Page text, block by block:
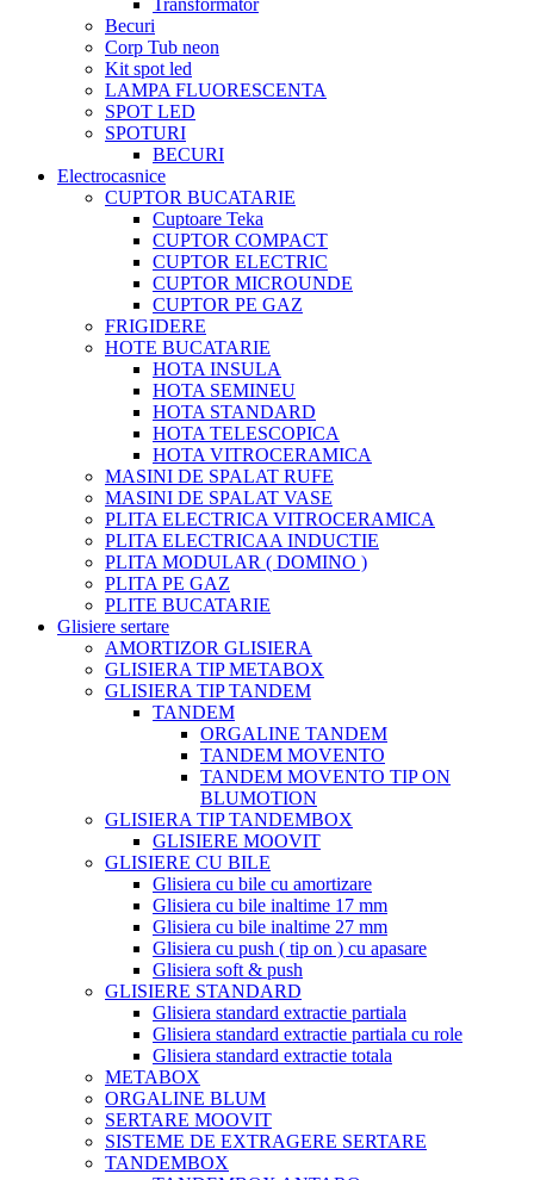
Becuri
Corp Tub neon
Kit spot led
LAMPA FLUORESCENTA
SPOT LED
SPOTURI
BECURI
Electrocasnice
CUPTOR BUCATARIE
Cuptoare Teka
CUPTOR COMPACT
CUPTOR ELECTRIC
CUPTOR MICROUNDE
CUPTOR PE GAZ
FRIGIDERE
HOTE BUCATARIE
HOTA INSULA
HOTA SEMINEU
HOTA STANDARD
HOTA TELESCOPICA
HOTA VITROCERAMICA
MASINI DE SPALAT RUFE
MASINI DE SPALAT VASE
PLITA ELECTRICA VITROCERAMICA
PLITA ELECTRICAA INDUCTIE
PLITA MODULAR ( DOMINO )
PLITA PE GAZ
PLITE BUCATARIE
Glisiere sertare
AMORTIZOR GLISIERA
GLISIERA TIP METABOX
GLISIERA TIP TANDEM
TANDEM
ORGALINE TANDEM
TANDEM MOVENTO
TANDEM MOVENTO TIP ON
BLUMOTION
GLISIERA TIP TANDEMBOX
GLISIERE MOOVIT
GLISIERE CU BILE
Glisiera cu bile cu amortizare
Glisiera cu bile inaltime 17 mm
Glisiera cu bile inaltime 27 mm
Glisiera cu push ( tip on ) cu apasare
Glisiera soft & push
GLISIERE STANDARD
Glisiera standard extractie partiala
Glisiera standard extractie partiala cu role
Glisiera standard extractie totala
METABOX
ORGALINE BLUM
SERTARE MOOVIT
SISTEME DE EXTRAGERE SERTARE
TANDEMBOX